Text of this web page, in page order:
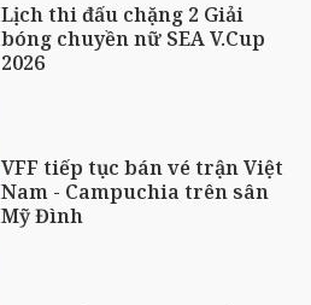
Lịch thi đấu chặng 2 Giải
bóng chuyền nữ SEA V.Cup
2026
VFF tiếp tục bán vé trận Việt
Nam - Campuchia trên sân
Mỹ Đình